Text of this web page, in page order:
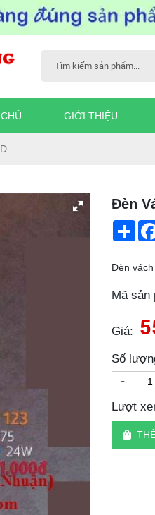
GIỚI THIỆU
Đèn
Đèn
Mã sản
Giá:
Số
-
Lượt